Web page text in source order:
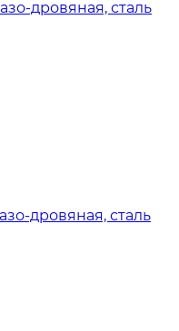
дровяная, сталь
дровяная, сталь